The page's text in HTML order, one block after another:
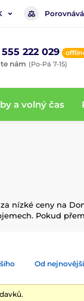
222 029
nám (Po-Pá 7-15)
a volný čas
nízké ceny na
Pokud
Od